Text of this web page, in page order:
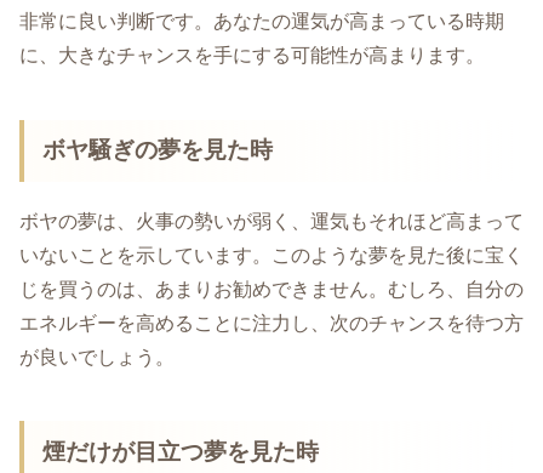
非常に良い判断です。あなたの運気が高まっている時期
に、大きなチャンスを手にする可能性が高まります。
ボヤ騒ぎの夢を見た時
ボヤの夢は、火事の勢いが弱く、運気もそれほど高まって
いないことを示しています。このような夢を見た後に宝く
じを買うのは、あまりお勧めできません。むしろ、自分の
エネルギーを高めることに注力し、次のチャンスを待つ方
が良いでしょう。
煙だけが目立つ夢を見た時